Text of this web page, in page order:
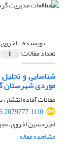
نویسنده =
تعداد مقالات: 1
شناسایی و
موردی شهرستان
مقالات آماده
امیرحسین اخروی،
مشاهده مقاله